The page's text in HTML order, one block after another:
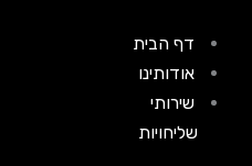
דף הבית
אודותינו
שירותי
שליחויות